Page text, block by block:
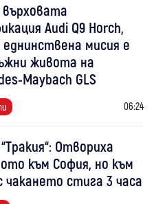
върховата
Audi Q9 Horch,
мисия е
живота на
Maybach GLS
06:24
Отвориха
към София, но към
чакането стига 3 часа